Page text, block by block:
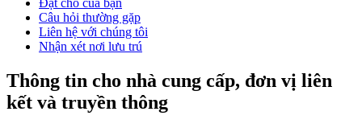
Câu hỏi thường gặp
Liên hệ với chúng tôi
Nhận xét nơi lưu trú
Thông tin cho nhà cung cấp, đơn vị liên
kết và truyền thông